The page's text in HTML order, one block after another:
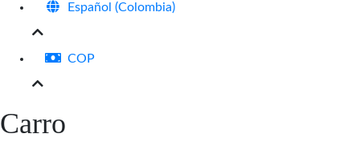
Español (Colombia)
COP
Carro